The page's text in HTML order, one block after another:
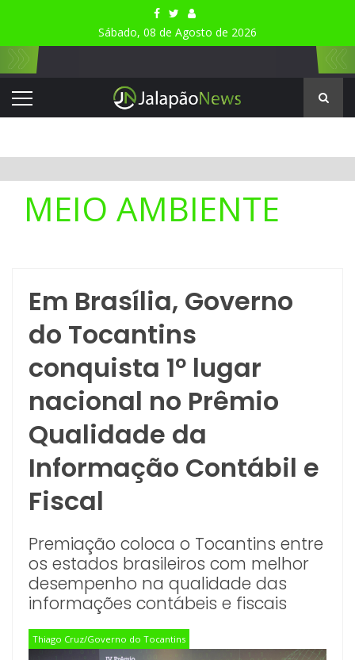
Sábado, 08 de Agosto de 2026
MEIO AMBIENTE
Em Brasília, Governo
do Tocantins
conquista 1º lugar
nacional no Prêmio
Qualidade da
Informação Contábil e
Fiscal
Premiação coloca o Tocantins entre
os estados brasileiros com melhor
desempenho na qualidade das
informações contábeis e fiscais
Thiago Cruz/Governo do Tocantins